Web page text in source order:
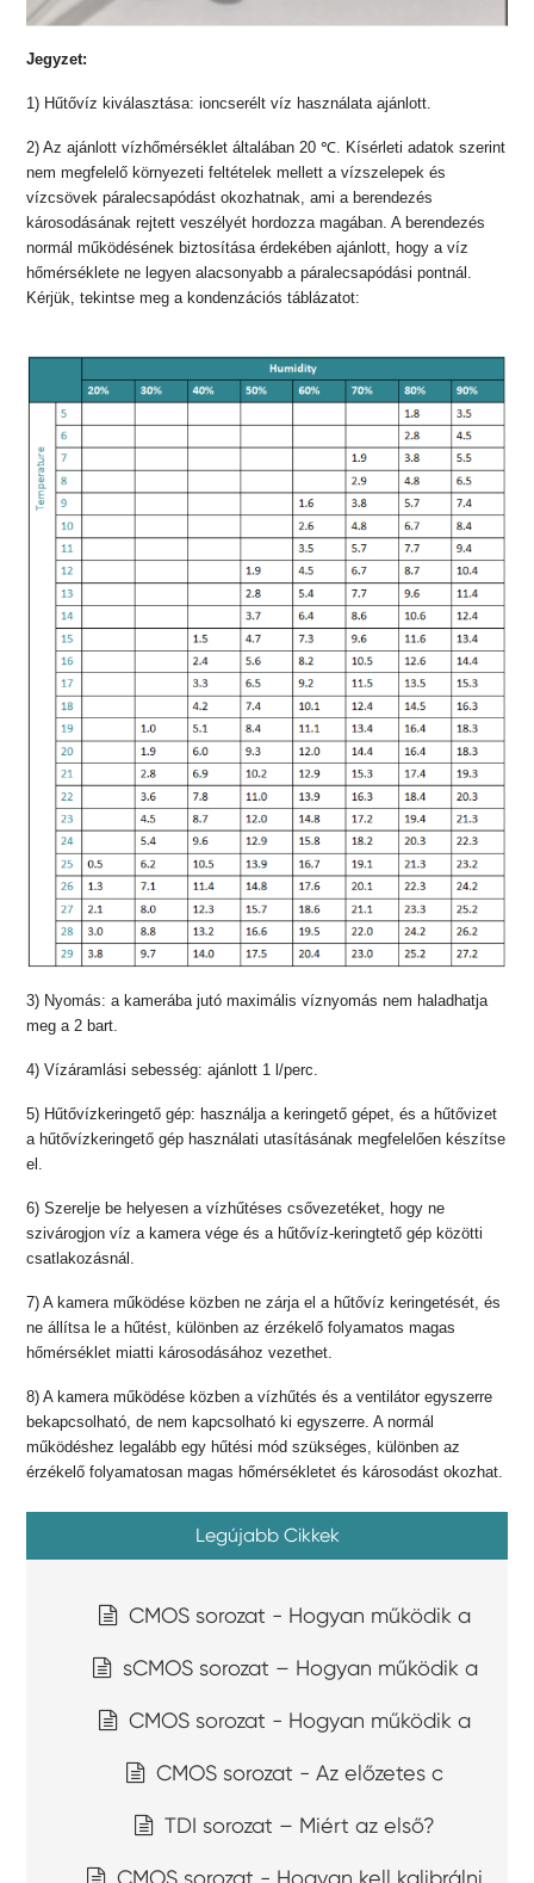
Jegyzet:
1) Hűtővíz kiválasztása: ioncserélt víz használata ajánlott.
2) Az ajánlott vízhőmérséklet általában 20 ℃. Kísérleti adatok szerint
nem megfelelő környezeti feltételek mellett a vízszelepek és
vízcsövek páralecsapódást okozhatnak, ami a berendezés
károsodásának rejtett veszélyét hordozza magában. A berendezés
normál működésének biztosítása érdekében ajánlott, hogy a víz
hőmérséklete ne legyen alacsonyabb a páralecsapódási pontnál.
Kérjük, tekintse meg a kondenzációs táblázatot:
3) Nyomás: a kamerába jutó maximális víznyomás nem haladhatja
meg a 2 bart.
4) Vízáramlási sebesség: ajánlott 1 l/perc.
5) Hűtővízkeringető gép: használja a keringető gépet, és a hűtővizet
a hűtővízkeringető gép használati utasításának megfelelően készítse
el.
6) Szerelje be helyesen a vízhűtéses csővezetéket, hogy ne
szivárogjon víz a kamera vége és a hűtővíz-keringtető gép közötti
csatlakozásnál.
7) A kamera működése közben ne zárja el a hűtővíz keringetését, és
ne állítsa le a hűtést, különben az érzékelő folyamatos magas
hőmérséklet miatti károsodásához vezethet.
8) A kamera működése közben a vízhűtés és a ventilátor egyszerre
bekapcsolható, de nem kapcsolható ki egyszerre. A normál
működéshez legalább egy hűtési mód szükséges, különben az
érzékelő folyamatosan magas hőmérsékletet és károsodást okozhat.
Legújabb Cikkek
CMOS sorozat - Hogyan működik a
sCMOS sorozat – Hogyan működik a
CMOS sorozat - Hogyan működik a
CMOS sorozat - Az előzetes c
TDI sorozat – Miért az első?